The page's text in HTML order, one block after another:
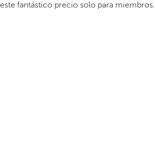
este fantástico precio solo para miembros.